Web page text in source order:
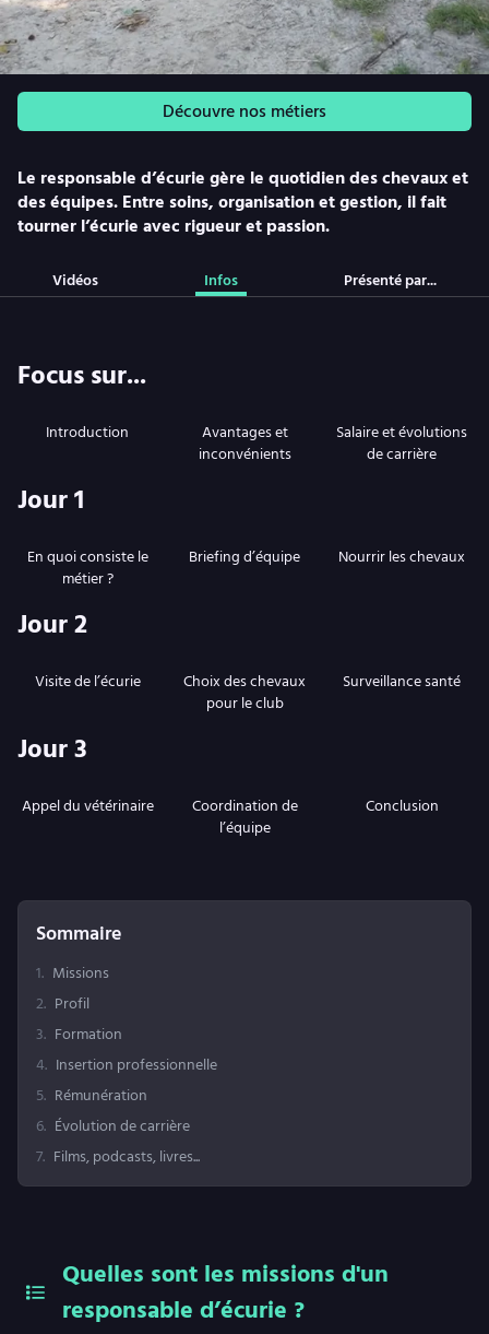
Découvre nos métiers
Le responsable d’écurie gère le quotidien des chevaux et
des équipes. Entre soins, organisation et gestion, il fait
tourner l’écurie avec rigueur et passion.
Vidéos Infos Présenté par...
Focus sur...
Introduction
Avantages et
inconvénients
Salaire et évolutions
de carrière
Jour 1
En quoi consiste le
métier ?
Briefing d’équipe Nourrir les chevaux
Jour 2
Visite de l’écurie
Choix des chevaux
pour le club
Surveillance santé
Jour 3
Appel du vétérinaire
Coordination de
l’équipe
Conclusion
Sommaire
1. Missions
2. Profil
3. Formation
4. Insertion professionnelle
5. Rémunération
6. Évolution de carrière
7. Films, podcasts, livres...
Quelles sont les missions d'un
responsable d’écurie ?